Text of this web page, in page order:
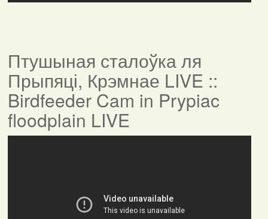
Птушыная сталоўка ля
Прыпяці, Крэмнае LIVE ::
Birdfeeder Cam in Prypiac
floodplain LIVE